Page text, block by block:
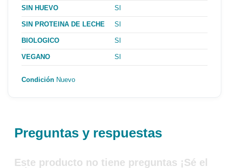
SIN HUEVO SI
SIN PROTEINA DE LECHE SI
BIOLOGICO SI
VEGANO SI
Condición Nuevo
Preguntas y respuestas
Este producto no tiene preguntas ¡Sé el